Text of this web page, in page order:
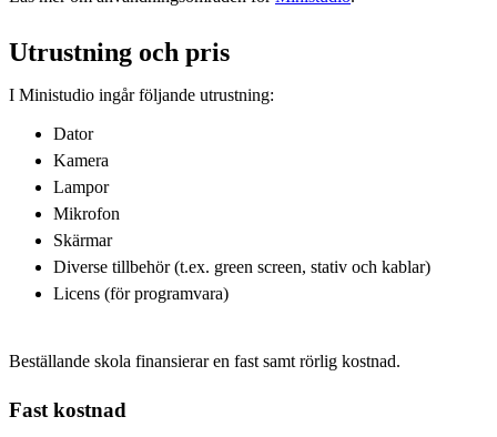
Utrustning och pris
I Ministudio ingår följande utrustning:
Dator
Kamera
Lampor
Mikrofon
Skärmar
Diverse tillbehör (t.ex. green screen, stativ och kablar)
Licens (för programvara)
Beställande skola finansierar en fast samt rörlig kostnad.
Fast kostnad